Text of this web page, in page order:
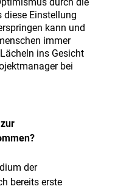
diese Einstellung
kann und
immer
ins Gesicht
bei
der
bereits erste